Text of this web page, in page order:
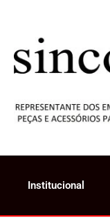
Institucional